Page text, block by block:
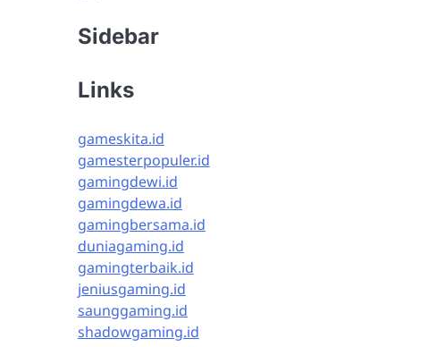
Sidebar
Links
gameskita.id
gamesterpopuler.id
gamingdewi.id
gamingdewa.id
gamingbersama.id
duniagaming.id
gamingterbaik.id
jeniusgaming.id
saunggaming.id
shadowgaming.id